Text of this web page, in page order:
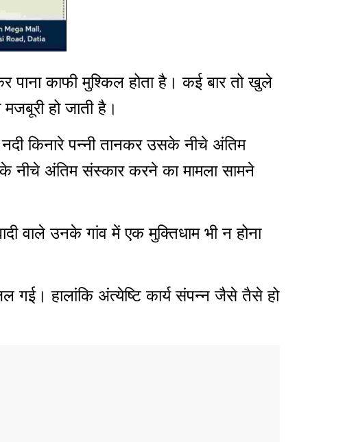
पाना काफी मुश्किल होता है। कई बार तो खुले
हो जाती है।
नदी किनारे पन्नी तानकर उसके नीचे अंतिम
नीचे अंतिम संस्कार करने का मामला सामने
वाले उनके गांव में एक मुक्तिधाम भी न होना
गई। हालांकि अंत्येष्टि कार्य संपन्न जैसे तैसे हो